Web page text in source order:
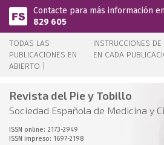
Pasar al contenido principal
Contacte para más información
829 605
TODAS LAS
PUBLICACIONES EN
ABIERTO |
INSTRUCCIONES DE
EN CADA
Revista del Pie y Tobillo
Sociedad Española de Medicina y
ISSN online: 2173-2949
ISSN impreso: 1697-2198